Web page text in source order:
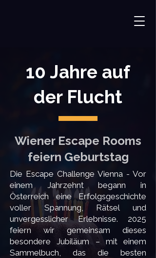
10 Jahre auf
der Flucht
Wiener Escape Rooms
feiern Geburtstag
Die Escape Challenge Vienna - Vor
einem Jahrzehnt begann in
Österreich eine Erfolgsgeschichte
voller Spannung, Rätsel und
unvergesslicher Erlebnisse. 2025
feiern wir gemeinsam dieses
besondere Jubiläum – mit einem
Sammelbuch, das die besten